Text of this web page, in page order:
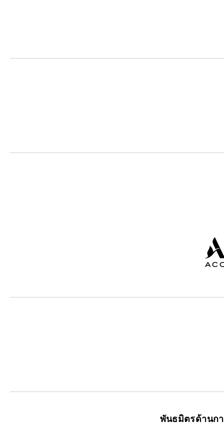
พันธมิตรด้านก